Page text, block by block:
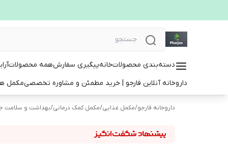
دسته‌بندی محصولاتخانهپیگیری سفارشهمه محصولات
داروخانه آنلاین فارجو | خرید مطمئن و مشاوره تخصصیمکمل
داروخانه فارجو/مکمل غذایی/مکمل کمک درمانی/بهداشت و سلامت